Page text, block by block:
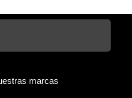
marcas